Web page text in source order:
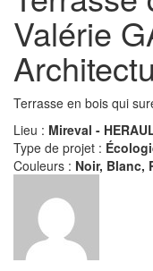
Valérie
Terrasse en bois qui
Lieu : Mireval -
Type de projet :
Couleurs : Noir, Blanc,